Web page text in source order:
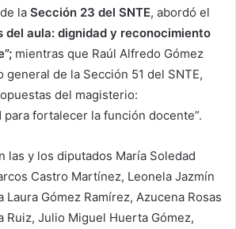
la Sección 23 del SNTE, abordó el
del aula: dignidad y reconocimiento
mientras que Raúl Alfredo Gómez
general de la Sección 51 del SNTE,
del magisterio:
fortalecer la función docente”.
las y los diputados María Soledad
Castro Martínez, Leonela Jazmín
Laura Gómez Ramírez, Azucena Rosas
Ruiz, Julio Miguel Huerta Gómez,